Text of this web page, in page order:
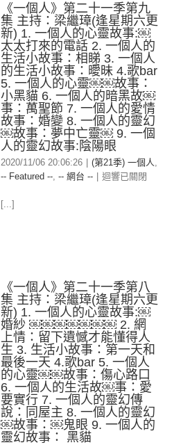
《一個人》第二十一季第九
集 主持：梁繼璋(逢星期六更
新) 1. 一個人的心靈故事:￼
太太打來的電話 2. 一個人的
生活小故事：相睇 3. 一個人
的生活小故事：曖昧 4.歌bar
5. 一個人的心靈￼￼故事：
小黑貓 6. 一個人的暗黑故￼
事：萬聖節 7. 一個人的愛情
故事：婚變 8. 一個人的靈幻
￼故事：夢中亡靈￼ 9. 一個
人的靈幻故事:陰陽眼
2020/11/06 20:06:26 (第21季) 一個人,
-- Featured --, -- 網台 -- 迴響已關閉
[...]
《一個人》第二十一季第八
集 主持：梁繼璋(逢星期六更
新) 1. 一個人的心靈故事:￼
婚紗 ￼￼￼￼￼￼￼ 2. 網
上情：留下遺憾才能懂得人
生 3. 生活小故事：第一天和
最後一天 4.歌bar 5. 一個人
的心靈￼￼故事：傷心路口
6. 一個人的生活故￼事：愛
要實行 7. 一個人的靈幻傳
說：同屋主 8. 一個人的靈幻
￼故事：￼鬼眼 9. 一個人的
靈幻故事： 黑貓